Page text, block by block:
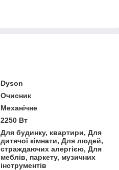
Dyson
Очисник
Механічне
2250 Вт
Для будинку, квартири, Для
дитячої кімнати, Для людей,
страждаючих алергією, Для
меблів, паркету, музичних
інструментів